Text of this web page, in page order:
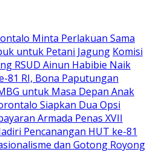
Minta Perlakuan Sama
untuk Petani Jagung Komisi
RSUD Ainun Habibie Naik
81 RI, Bona Paputungan
untuk Masa Depan Anak
Siapkan Dua Opsi
Armada Penas XVII
Pencanangan HUT ke-81
dan Gotong Royong